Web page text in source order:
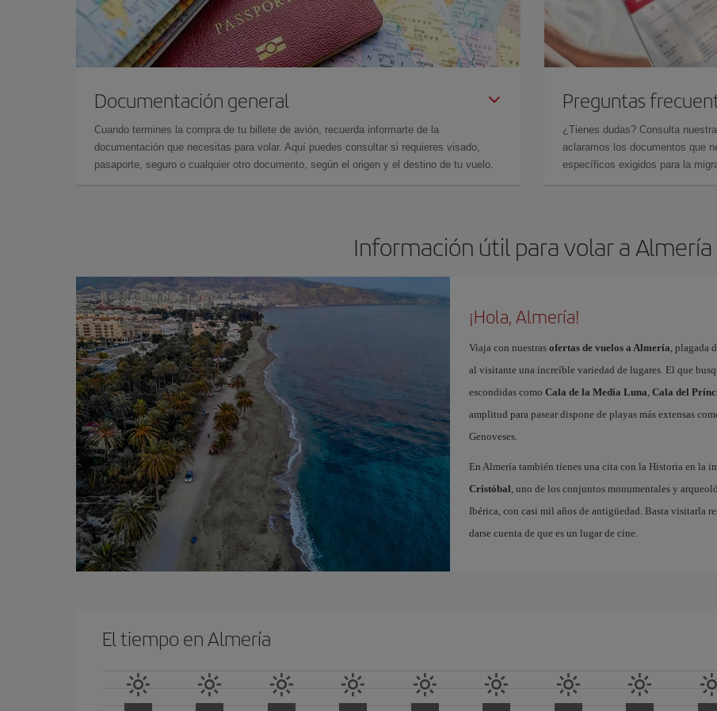
Documentación general
Cuando termines la compra de tu billete de avión, recuerda informarte de la
documentación que necesitas para volar. Aquí puedes consultar si requieres visado,
pasaporte, seguro o cualquier otro documento, según el origen y el destino de tu vuelo.
Preguntas
¿Tienes dudas? Consulta
aclaramos los documentos que
específicos exigidos para la
Información útil para volar a Almería
¡Hola, Almería!
Viaja con nuestras ofertas de vuelos a Almería, plagada
al visitante una increíble variedad de lugares. El que
escondidas como Cala de la Media Luna, Cala del
amplitud para pasear dispone de playas más extensas
Genoveses.
En Almería también tienes una cita con la Historia en la
Cristóbal, uno de los conjuntos monumentales y
Ibérica, con casi mil años de antigüedad. Basta visitarla
darse cuenta de que es un lugar de cine.
El tiempo en Almería